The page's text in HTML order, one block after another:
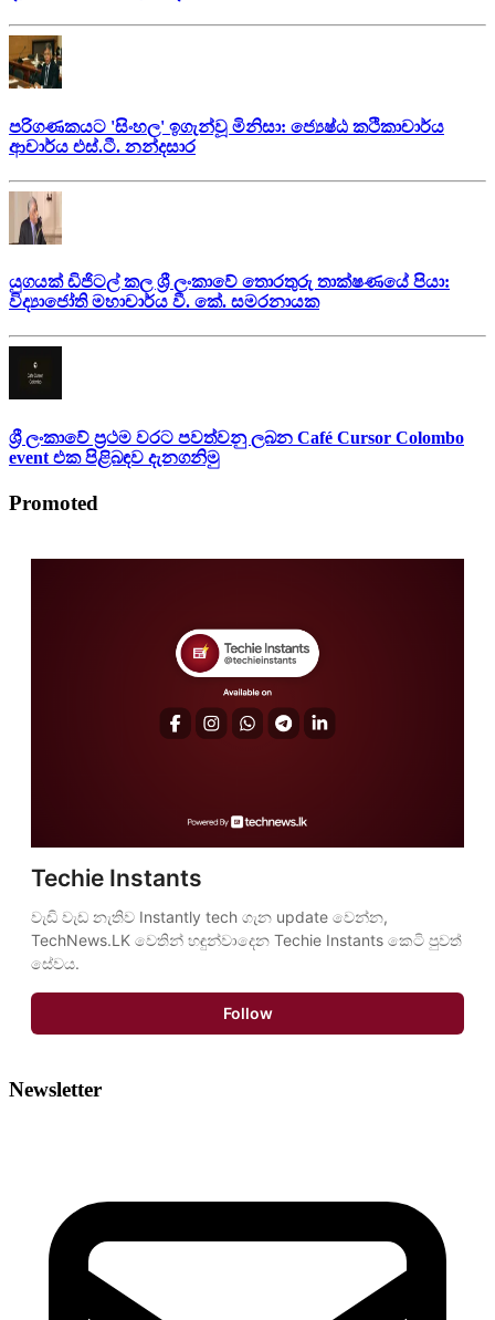
පරිගණකයට 'සිංහල' ඉගැන්වූ මිනිසා: ජ්‍යෙෂ්ඨ කථිකාචාර්ය
ආචාර්ය එස්.ටී. නන්දසාර
යුගයක් ඩිජිටල් කල ශ්‍රී ලංකාවේ තොරතුරු තාක්ෂණයේ පියා:
විද්‍යාජෝති මහාචාර්ය වී. කේ. සමරනායක
ශ්‍රී ලංකාවේ ප්‍රථම වරට පවත්වනු ලබන Café Cursor Colombo
event එක පිළිබඳව දැනගනිමු
Promoted
Techie Instants
වැඩි වැඩ නැතිව Instantly tech ගැන update වෙන්න,
TechNews.LK වෙතින් හඳුන්වාදෙන Techie Instants කෙටි පුවත්
සේවය.
Follow
Newsletter